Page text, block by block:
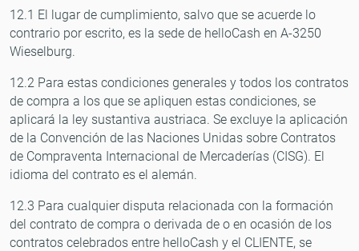
12.1 El lugar de cumplimiento, salvo que se acuerde lo
contrario por escrito, es la sede de helloCash en A-3250
Wieselburg.
12.2 Para estas condiciones generales y todos los contratos
de compra a los que se apliquen estas condiciones, se
aplicará la ley sustantiva austriaca. Se excluye la aplicación
de la Convención de las Naciones Unidas sobre Contratos
de Compraventa Internacional de Mercaderías (CISG). El
idioma del contrato es el alemán.
12.3 Para cualquier disputa relacionada con la formación
del contrato de compra o derivada de o en ocasión de los
contratos celebrados entre helloCash y el CLIENTE, se